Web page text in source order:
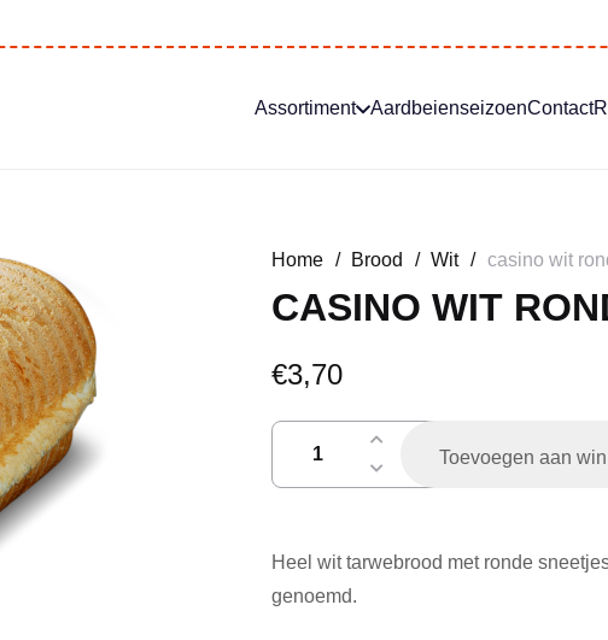
Assortiment AardbeienseizoenContact
Home / Brood / Wit / casino wit
CASINO WIT
€3,70
aantal
Toevoegen aan
Heel wit tarwebrood met ronde
genoemd.